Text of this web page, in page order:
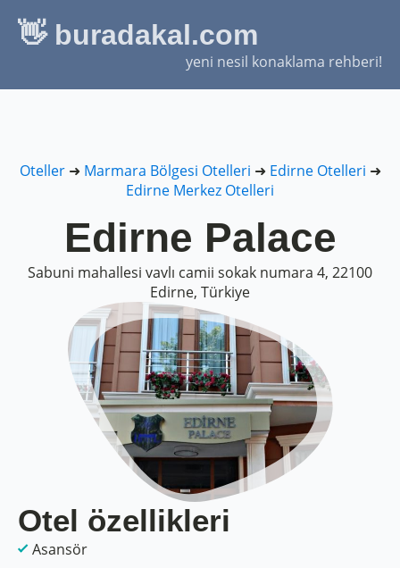
👋 buradakal.com
yeni nesil konaklama rehberi!
Oteller➜ Marmara Bölgesi Otelleri ➜ Edirne Otelleri ➜
Edirne Merkez Otelleri
Edirne Palace
Sabuni mahallesi vavlı camii sokak numara 4, 22100
Edirne, Türkiye
Otel özellikleri
Asansör